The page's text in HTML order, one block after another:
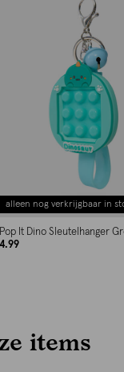
alleen nog verkrijgbaar in
Pop It Dino Sleutelhanger
4.99
items